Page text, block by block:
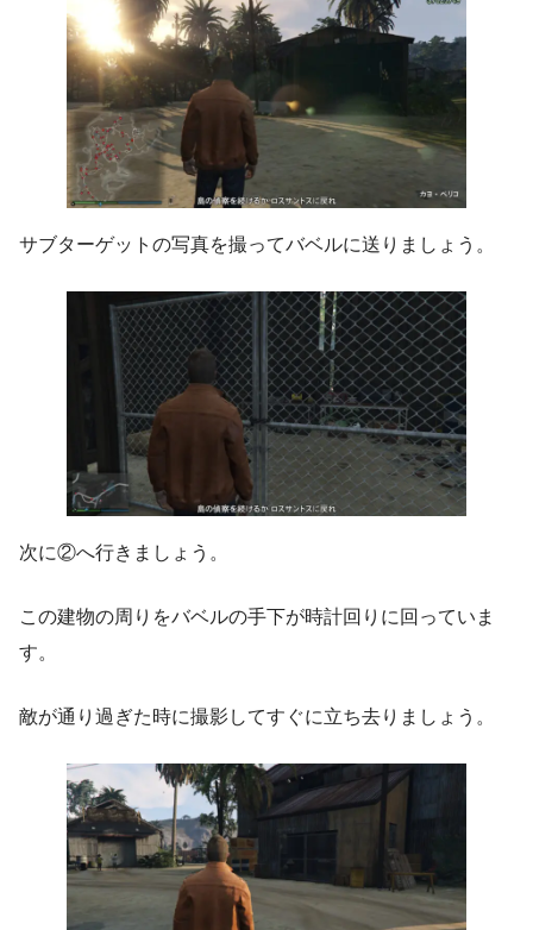
サブターゲットの写真を撮ってバベルに送りましょう。
次に②へ行きましょう。
この建物の周りをバベルの手下が時計回りに回っていま
す。
敵が通り過ぎた時に撮影してすぐに立ち去りましょう。